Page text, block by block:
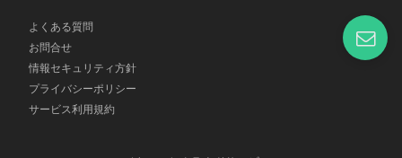
よくある質問
お問合せ
情報セキュリティ方針
プライバシーポリシー
サービス利用規約